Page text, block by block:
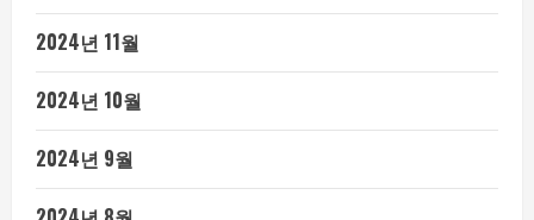
2024년 11월
2024년 10월
2024년 9월